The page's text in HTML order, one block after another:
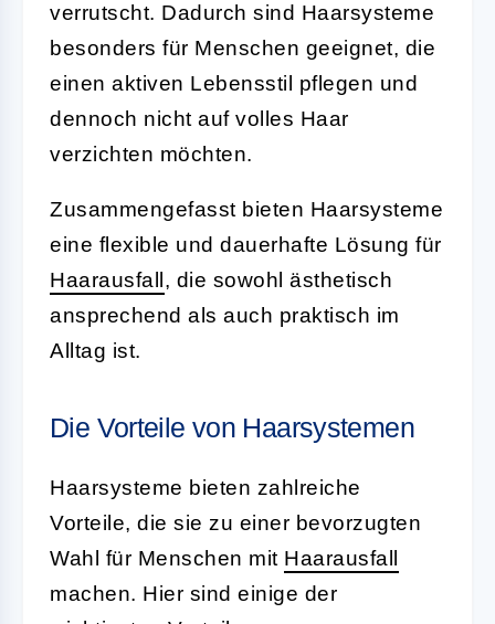
verrutscht. Dadurch sind Haarsysteme
besonders für Menschen geeignet, die
einen aktiven Lebensstil pflegen und
dennoch nicht auf volles Haar
verzichten möchten.
Zusammengefasst bieten Haarsysteme
eine flexible und dauerhafte Lösung für
Haarausfall , die sowohl ästhetisch
ansprechend als auch praktisch im
Alltag ist.
Die Vorteile von Haarsystemen
Haarsysteme bieten zahlreiche
Vorteile, die sie zu einer bevorzugten
Wahl für Menschen mit Haarausfall
machen. Hier sind einige der